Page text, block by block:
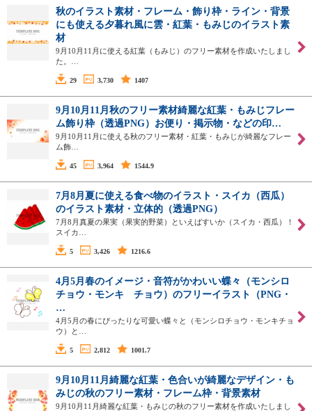
秋のイラスト素材・フレーム・飾り枠・ライン・背景
にも使える夕暮れ風に雲・紅葉・もみじのイラスト素
材
9月10月11月に使える紅葉（もみじ）のフリー素材を作成いたしまし
た。…
29 3,730 1407
9月10月11月秋のフリー素材綺麗な紅葉・もみじフレー
ム飾り枠（透過PNG）お便り・掲示物・などの印…
9月10月11月に使える秋のフリー素材・紅葉・もみじが綺麗なフレー
ム飾…
45 3,964 1544.9
7月8月夏に使える食べ物のイラスト・スイカ（西瓜）
のイラスト素材・立体的（透過PNG）
7月8月真夏の果実（果実的野菜）といえばすいか（スイカ・西瓜）！
スイカ…
5 3,426 1216.6
4月5月春のイメージ・音符がかわいい蝶々（モンシロ
チョウ・モンキ チョウ）のフリーイラスト（PNG・
…
4月5月の春にぴったりな可愛い蝶々と（モンシロチョウ・モンキチョ
ウ）と…
5 2,812 1001.7
9月10月11月綺麗な紅葉・色合いが綺麗なデザイン・も
みじの秋のフリー素材・フレーム枠・背景素材
9月10月11月綺麗な紅葉・もみじの秋のフリー素材を作成いたしまし